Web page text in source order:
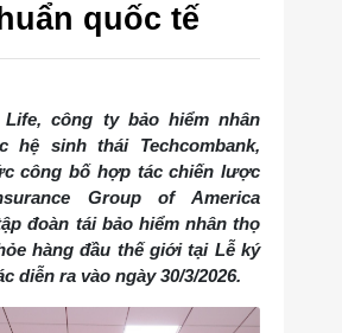
quốc tế
Life, công ty bảo hiểm nhân
hệ sinh thái Techcombank,
công bố hợp tác chiến lược
Group of America
đoàn tái bảo hiểm nhân thọ
hàng đầu thế giới tại Lễ ký
diễn ra vào ngày 30/3/2026.